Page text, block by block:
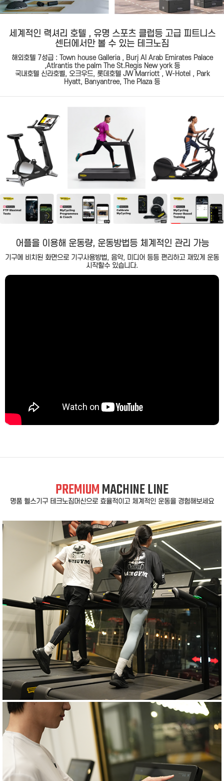
세계적인 력셔리 호텔 , 유명 스포츠 클럽등 고급 피트니스
센터에서만 볼 수 있는 테크노짐
해외호텔 7성급 : Town house Galleria , Burj AI Arab Emirates Palace
,Atlrantis the palm The St.Regis New york 등
국내호텔 신라호벨, 오크우드, 롯데호텔 JW Marriott , W-Hotel , Park
Hyatt, Banyantree, The Plaza 등
어플을 이용해 운동량, 운동방법등 체계적인 관리 가능
기구에 비치된 화면으로 기구사용방법, 음악, 미디어 등등 편리하고 재밌게 운동
시작할수 있습니다.
PREMIUMMACHINE LINE
명품 헬스기구 테크노짐머신으로 효율적이고 체계적인 운동을 경험해보세요